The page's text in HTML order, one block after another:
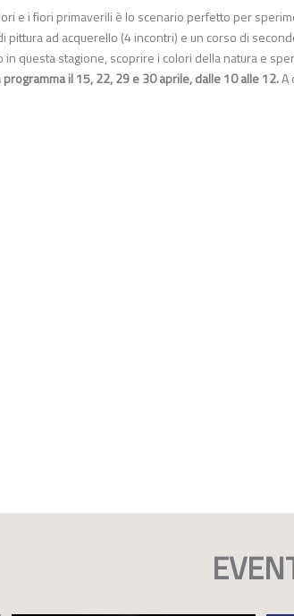
e i fiori primaverili è lo scenario perfetto per
ad acquerello (4 incontri) e un corso di
questa stagione, scoprire i colori della natura e
il 15, 22, 29 e 30 aprile, dalle 10 alle 12.A